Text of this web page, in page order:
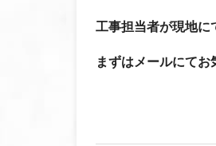
工事担当者が現地に
まずはメールにて